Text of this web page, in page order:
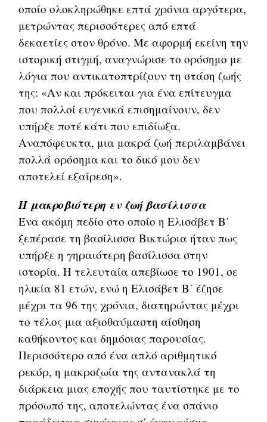
οποίο ολοκληρώθηκε επτά χρόνια αργότερα,
μετρώντας περισσότερες από επτά
δεκαετίες στον θρόνο. Με αφορμή εκείνη την
ιστορική στιγμή, αναγνώρισε το ορόσημο με
λόγια που αντικατοπτρίζουν τη στάση ζωής
της: «Αν και πρόκειται για ένα επίτευγμα
που πολλοί ευγενικά επισημαίνουν, δεν
υπήρξε ποτέ κάτι που επιδίωξα.
Αναπόφευκτα, μια μακρά ζωή περιλαμβάνει
πολλά ορόσημα και το δικό μου δεν
αποτελεί εξαίρεση».
H μακροβιότερη εν ζωή βασίλισσα
Ένα ακόμη πεδίο στο οποίο η Ελισάβετ Β΄
ξεπέρασε τη βασίλισσα Βικτώρια ήταν πως
υπήρξε η γηραιότερη βασίλισσα στην
ιστορία. Η τελευταία απεβίωσε το 1901, σε
ηλικία 81 ετών, ενώ η Ελισάβετ Β΄ έζησε
μέχρι τα 96 της χρόνια, διατηρώντας μέχρι
το τέλος μια αξιοθαύμαστη αίσθηση
καθήκοντος και δημόσιας παρουσίας.
Περισσότερο από ένα απλό αριθμητικό
ρεκόρ, η μακροζωία της αντανακλά τη
διάρκεια μιας εποχής που ταυτίστηκε με το
πρόσωπό της, αποτελώντας ένα σπάνιο